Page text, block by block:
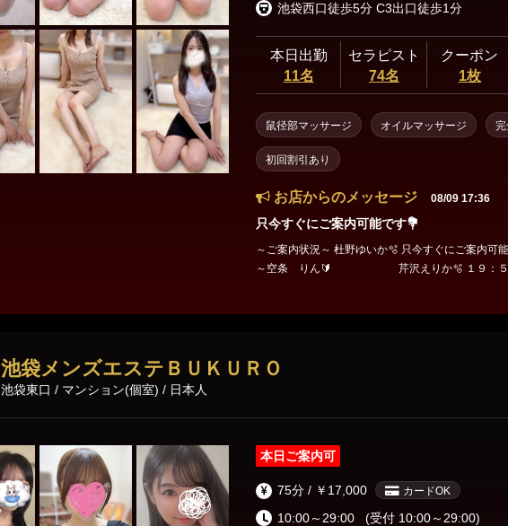
池袋西口徒歩5分 C3出口徒歩1分
本日出勤
11名
セラピスト
74名
クーポン
1枚
鼠径部マッサージ オイルマッサージ
初回割引あり
お店からのメッセージ 08/09 17:36
只今すぐにご案内可能です💐
～ご案内状況～ 杜野ゆいか🫧 只今すぐにご案内可
～空条 りん🔰 芹沢えりか🫧 １９：５０
池袋メンズエステＢＵＫＵＲＯ
池袋東口 / マンション(個室) / 日本人
本日ご案内可
75分 / ￥17,000 カードOK
10:00～29:00
(受付 10:00～29:00)